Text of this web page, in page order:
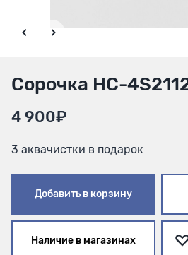
Сорочка HC-
4 900₽
3 аквачистки в подарок
Добавить в корзину
Наличие в магазинах